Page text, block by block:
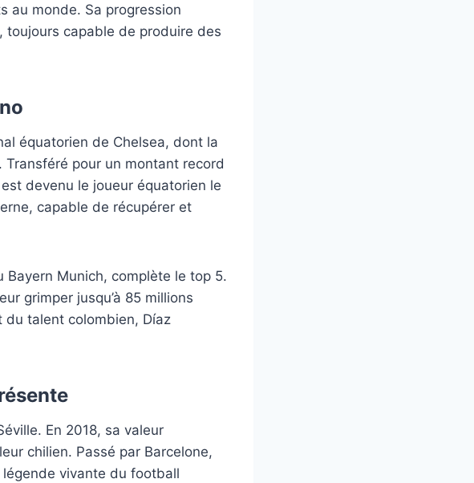
au monde. Sa progression
capable de produire des
équatorien de Chelsea, dont la
pour un montant record
devenu le joueur équatorien le
capable de récupérer et
Bayern Munich, complète le top 5.
grimper jusqu’à 85 millions
du talent colombien, Díaz
En 2018, sa valeur
chilien. Passé par Barcelone,
légende vivante du football